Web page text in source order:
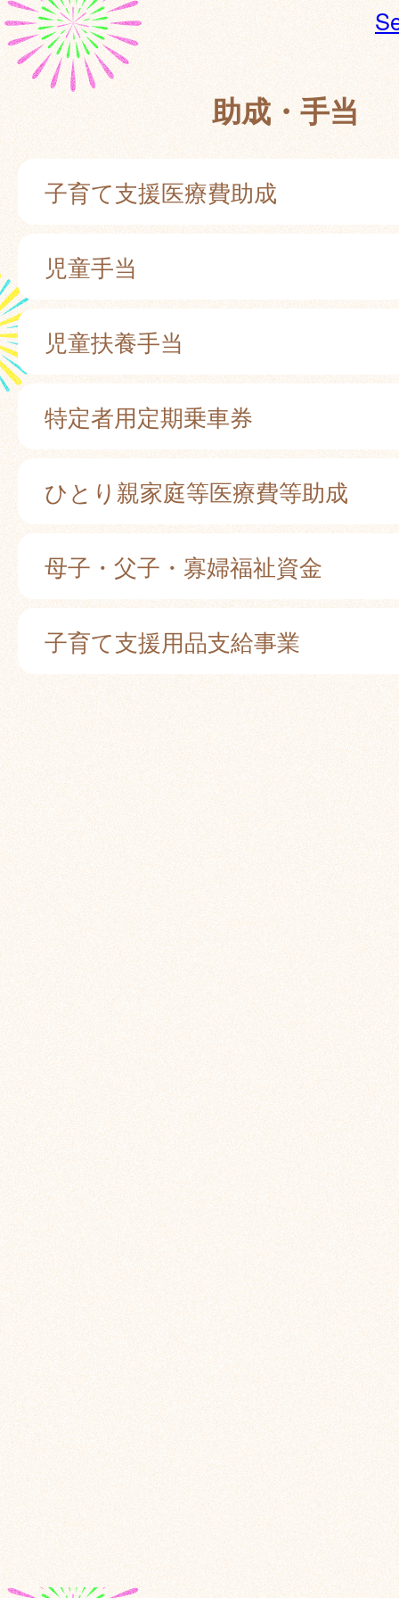
助成・手当
子育て支援医療費助成
児童手当
児童扶養手当
特定者用定期乗車券
ひとり親家庭等医療費等助成
母子・父子・寡婦福祉資金
子育て支援用品支給事業